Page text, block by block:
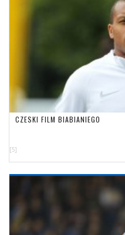
CZESKI FILM BIABIANIEGO
[5]